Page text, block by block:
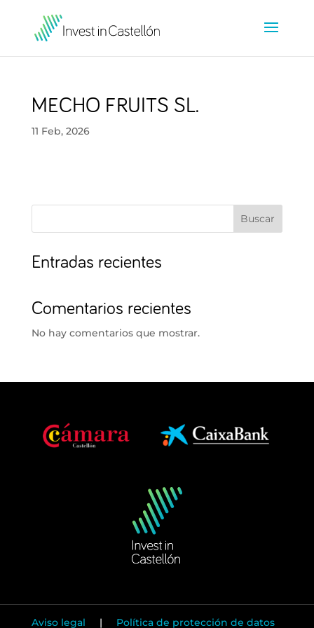
MECHO FRUITS SL.
11 Feb, 2026
Buscar
Entradas recientes
Comentarios recientes
No hay comentarios que mostrar.
Aviso legal | Política de protección de datos